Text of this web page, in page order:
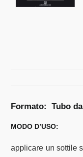
Formato: Tubo da
MODO D’USO:
applicare un sottile